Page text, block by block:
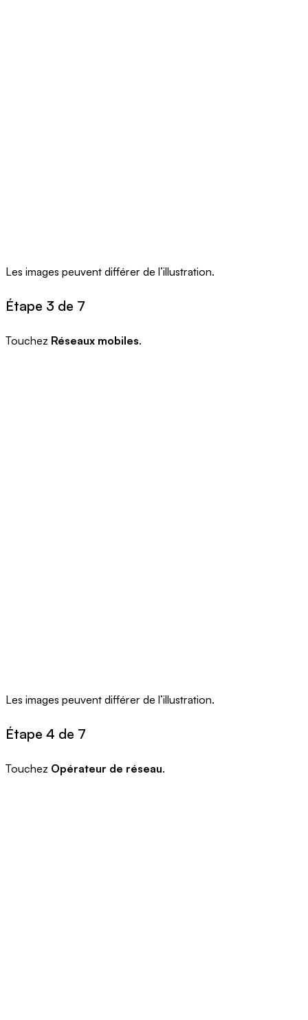
Les images peuvent différer de l’illustration.
Étape 3 de 7
Touchez Réseaux mobiles.
Les images peuvent différer de l’illustration.
Étape 4 de 7
Touchez Opérateur de réseau.